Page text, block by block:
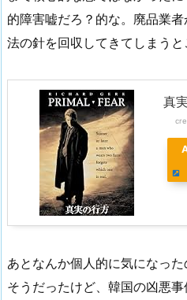
的障害嘘だろ？的な。廃品業
法の針を回収してきてしまうと
真
あとなんか個人的に気になっ
そうだったけど、韓国の凶悪